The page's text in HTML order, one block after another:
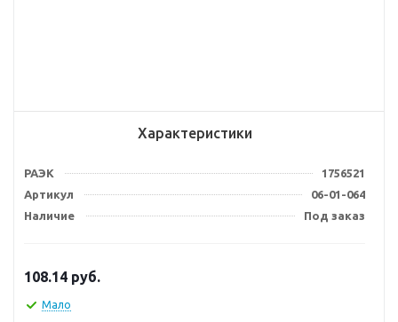
Характеристики
РАЭК
1756521
Артикул
06-01-064
Наличие
Под заказ
108.14 руб.
Мало